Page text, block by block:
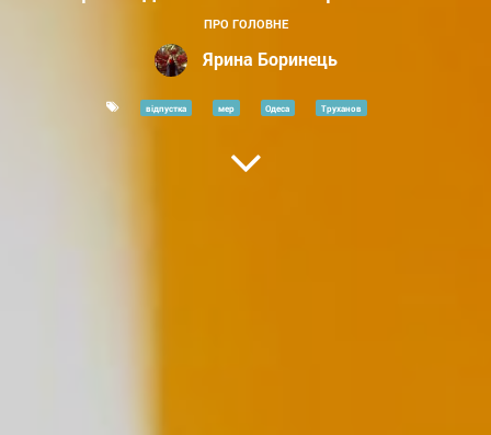
ПРО ГОЛОВНЕ
Ярина Боринець
відпустка мер Одеса Труханов